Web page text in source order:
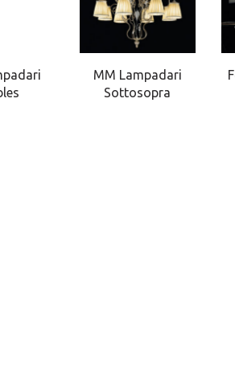
MM Lampadari
Sottosopra